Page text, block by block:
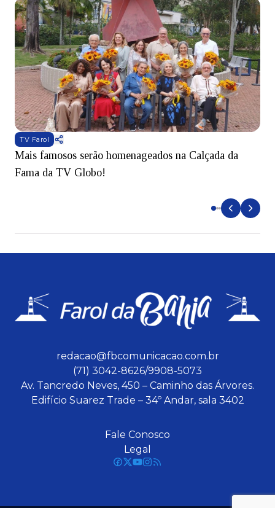
TV Farol
Mais famosos serão homenageados na Calçada da
Fama da TV Globo!
redacao@fbcomunicacao.com.br
(71) 3042-8626/9908-5073
Av. Tancredo Neves, 450 – Caminho das Árvores.
Edifício Suarez Trade – 34º Andar, sala 3402
Fale Conosco
Legal